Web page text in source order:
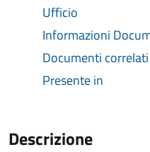
Ufficio
Informazioni
Documenti correlati
Presente in
Descrizione